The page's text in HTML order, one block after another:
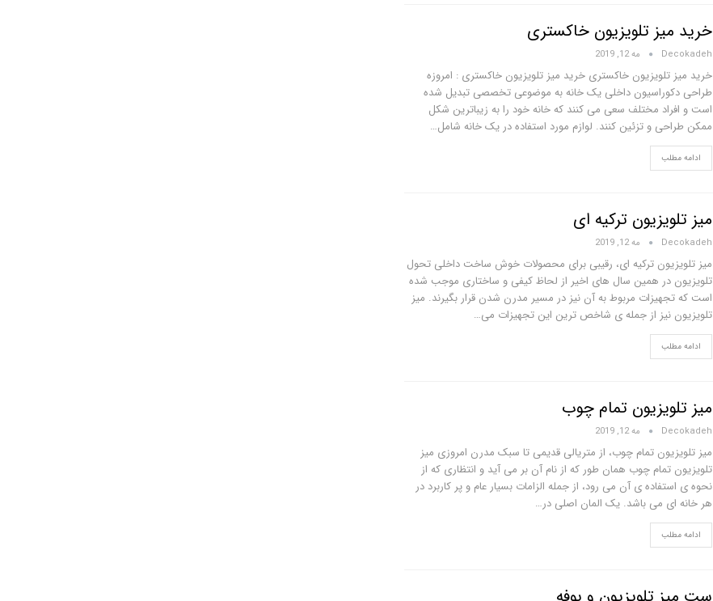
خرید میز تلویزیون خاکستری
Decokadeh مه 12, 2019
خرید میز تلویزیون خاکستری خرید میز تلویزیون خاکستری : امروزه
طراحی دکوراسیون داخلی یک خانه به موضوعی تخصصی تبدیل شده
است و افراد مختلف سعی می کنند که خانه خود را به زیباترین شکل
ممکن طراحی و تزئین کنند. لوازم مورد استفاده در یک خانه شامل…
ادامه مطلب
میز تلویزیون ترکیه ای
Decokadeh مه 12, 2019
میز تلویزیون ترکیه ای، رقیبی برای محصولات خوش ساخت داخلی تحول
تلویزیون در همین سال های اخیر از لحاظ کیفی و ساختاری موجب شده
است که تجهیزات مربوط به آن نیز در مسیر مدرن شدن قرار بگیرند. میز
تلویزیون نیز از جمله ی شاخص ترین این تجهیزات می…
ادامه مطلب
میز تلویزیون تمام چوب
Decokadeh مه 12, 2019
میز تلویزیون تمام چوب، از متریالی قدیمی تا سبک مدرن امروزی میز
تلویزیون تمام چوب همان طور که از نام آن بر می آید و انتظاری که از
نحوه ی استفاده ی آن می رود، از جمله الزامات بسیار عام و پر کاربرد در
هر خانه ای می باشد. یک المان اصلی در…
ادامه مطلب